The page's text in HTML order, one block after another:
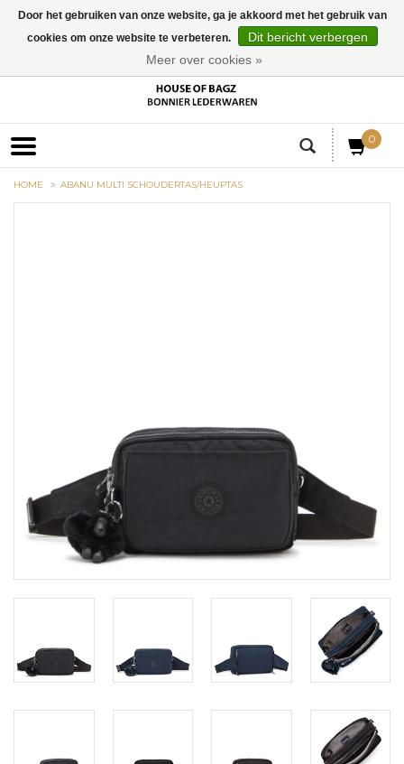
0
HOME ABANU MULTI SCHOUDERTAS/HEUPTAS
Door het gebruiken van onze website, ga je akkoord met het gebruik van
cookies om onze website te verbeteren.
Dit bericht verbergen
Meer over cookies »